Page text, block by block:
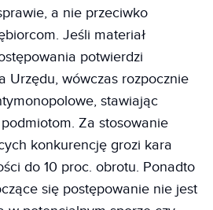
a nie przeciwko
Jeśli materiał
potwierdzi
Urzędu, wówczas rozpocznie
stawiając
Za stosowanie
konkurencję grozi kara
do 10 proc. obrotu. Ponadto
się postępowanie nie jest